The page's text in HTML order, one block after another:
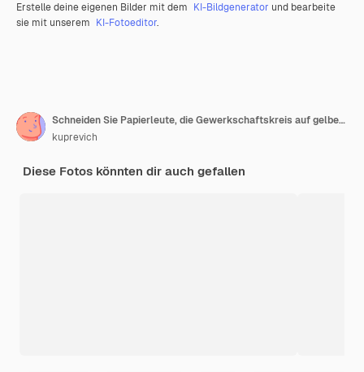
Erstelle deine eigenen Bilder mit dem KI-Bildgenerator und bearbeite
sie mit unserem KI-Fotoeditor.
Schneiden Sie Papierleute, die Gewerkschaftskreis auf gelbem Hintergrund bilden
kuprevich
Diese Fotos könnten dir auch gefallen